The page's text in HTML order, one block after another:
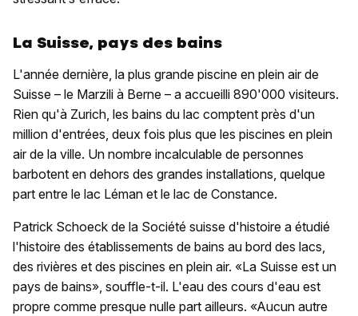
La Suisse, pays des bains
L'année dernière, la plus grande piscine en plein air de
Suisse – le Marzili à Berne – a accueilli 890'000 visiteurs.
Rien qu'à Zurich, les bains du lac comptent près d'un
million d'entrées, deux fois plus que les piscines en plein
air de la ville. Un nombre incalculable de personnes
barbotent en dehors des grandes installations, quelque
part entre le lac Léman et le lac de Constance.
Patrick Schoeck de la Société suisse d'histoire a étudié
l'histoire des établissements de bains au bord des lacs,
des rivières et des piscines en plein air. «La Suisse est un
pays de bains», souffle-t-il. L'eau des cours d'eau est
propre comme presque nulle part ailleurs. «Aucun autre